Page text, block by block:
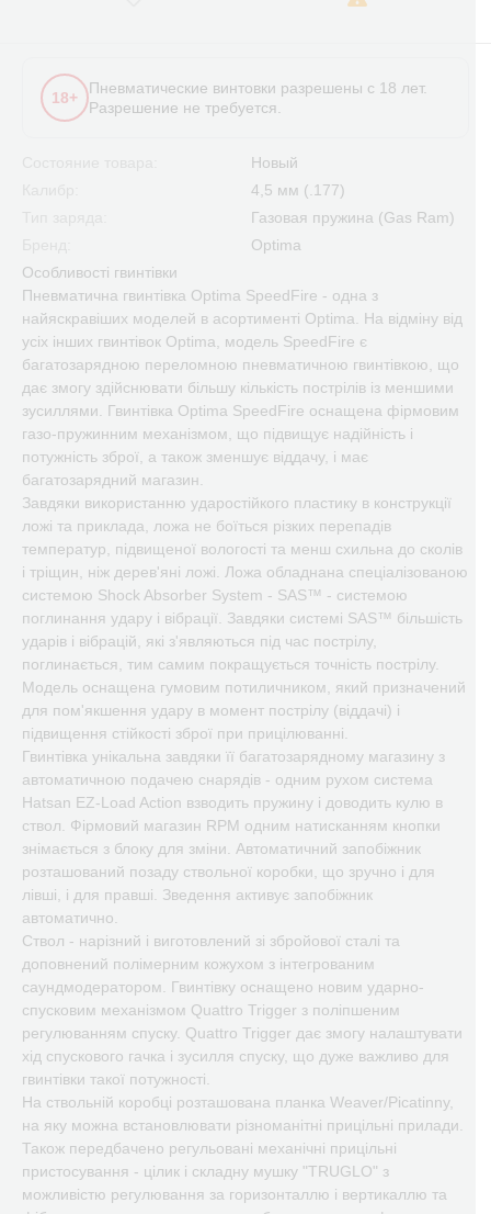
18+
Пневматические винтовки разрешены с 18 лет.
Разрешение не требуется.
Новый
4,5 мм (.177)
Газовая пружина (Gas Ram)
Optima
Особливості гвинтівки
Пневматична гвинтівка Optima SpeedFire - одна з
найяскравіших моделей в асортименті Optima. На відміну від
усіх інших гвинтівок Optima, модель SpeedFire є
багатозарядною переломною пневматичною гвинтівкою, що
дає змогу здійснювати більшу кількість пострілів із меншими
зусиллями. Гвинтівка Optima SpeedFire оснащена фірмовим
газо-пружинним механізмом, що підвищує надійність і
потужність зброї, а також зменшує віддачу, і має
багатозарядний магазин.
Завдяки використанню ударостійкого пластику в конструкції
ложі та приклада, ложа не боїться різких перепадів
температур, підвищеної вологості та менш схильна до сколів
і тріщин, ніж дерев'яні ложі. Ложа обладнана спеціалізованою
системою Shock Absorber System - SAS™ - системою
поглинання удару і вібрації. Завдяки системі SAS™ більшість
ударів і вібрацій, які з'являються під час пострілу,
поглинається, тим самим покращується точність пострілу.
Модель оснащена гумовим потиличником, який призначений
для пом'якшення удару в момент пострілу (віддачі) і
підвищення стійкості зброї при прицілюванні.
Гвинтівка унікальна завдяки її багатозарядному магазину з
автоматичною подачею снарядів - одним рухом система
Hatsan EZ-Load Action взводить пружину і доводить кулю в
ствол. Фірмовий магазин RPM одним натисканням кнопки
знімається з блоку для зміни. Автоматичний запобіжник
розташований позаду ствольної коробки, що зручно і для
лівші, і для правші. Зведення активує запобіжник
автоматично.
Ствол - нарізний і виготовлений зі збройової сталі та
доповнений полімерним кожухом з інтегрованим
саундмодератором. Гвинтівку оснащено новим ударно-
спусковим механізмом Quattro Trigger з поліпшеним
регулюванням спуску. Quattro Trigger дає змогу налаштувати
хід спускового гачка і зусилля спуску, що дуже важливо для
гвинтівки такої потужності.
На ствольній коробці розташована планка Weaver/Picatinny,
на яку можна встановлювати різноманітні прицільні прилади.
Також передбачено регульовані механічні прицільні
пристосування - цілик і складну мушку "TRUGLO" з
можливістю регулювання за горизонталлю і вертикаллю та